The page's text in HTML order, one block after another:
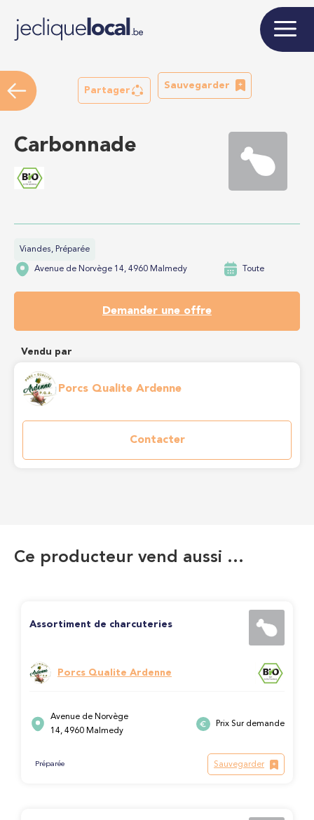
Partager
Sauvegarder
Carbonnade
Viandes, Préparée
Avenue de Norvège 14, 4960 Malmedy Toute
Demander une offre
Vendu par
Porcs Qualite Ardenne
Contacter
Ce producteur vend aussi …
Assortiment de charcuteries
Porcs Qualite Ardenne
Avenue de Norvège
14, 4960 Malmedy
Prix Sur demande
Préparée Sauvegarder